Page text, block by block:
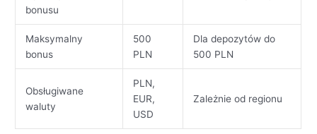
bonusu
Maksymalny
bonus
500
PLN
Dla depozytów do
500 PLN
Obsługiwane
waluty
PLN,
EUR,
USD
Zależnie od regionu